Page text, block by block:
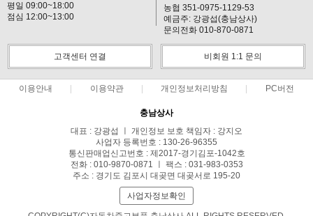
평일 09:00~18:00
점심 12:00~13:00
농협 351-0975-1129-53
예금주: 강광섭(충남상사)
문의전화 010-870-0871
고객센터 연결 비회원 1:1 문의
이용안내 이용약관 개인정보처리방침 PC버전
충남상사
대표 : 강광섭 ㅣ 개인정보 보호 책임자 : 강지오
사업자 등록번호 : 130-26-96355
통신판매업신고번호 : 제2017-경기김포-1042호
전화 : 010-9870-0871 ㅣ 팩스 : 031-983-0353
주소 : 경기도 김포시 대곶면 대곶서로 195-20
사업자정보확인